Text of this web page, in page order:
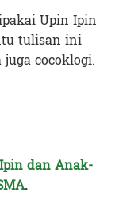
Upin Ipin
tulisan ini
cocoklogi.
dan Anak-
.